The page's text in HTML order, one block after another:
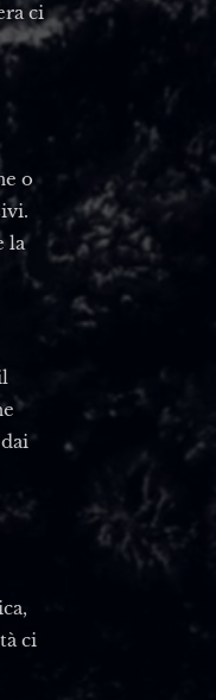
ci
o
la
ci